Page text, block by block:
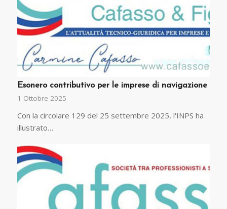
Esonero contributivo per le imprese di navigazione
1 Ottobre 2025
Con la circolare 129 del 25 settembre 2025, l'INPS ha
illustrato…